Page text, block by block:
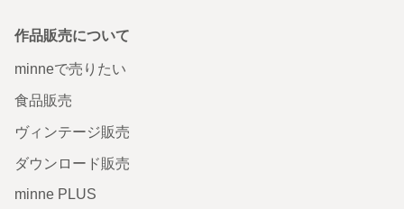
作品販売について
minneで売りたい
食品販売
ヴィンテージ販売
ダウンロード販売
minne PLUS